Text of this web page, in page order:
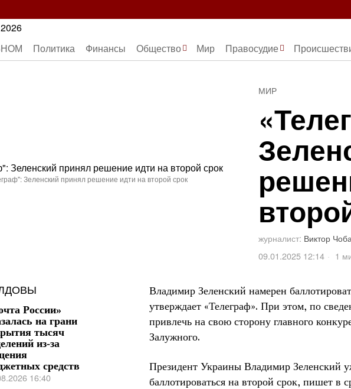
Политика Финансы Общество Мир Правосудие
Зеленский принял решение идти на второй срок
МИР
журналист: Виктор
09.01.2025 12:14
1
Владимир Зеленский намерен
утверждает «Телеграф». При этом, по
привлечь на свою сторону главного
Залужного.
Президент Украины Владимир Зеленский
баллотироваться на второй срок, пишет в
России»
на грани
тысяч
из-за
средств
16:40